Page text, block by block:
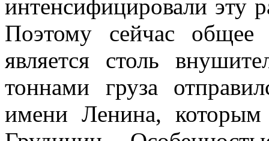
интенсифицировали эту
Поэтому сейчас общее
является столь
тоннами груза
имени Ленина, которым